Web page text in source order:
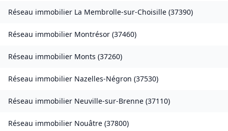
Réseau immobilier La Membrolle-sur-Choisille (37390)
Réseau immobilier Montrésor (37460)
Réseau immobilier Monts (37260)
Réseau immobilier Nazelles-Négron (37530)
Réseau immobilier Neuville-sur-Brenne (37110)
Réseau immobilier Nouâtre (37800)